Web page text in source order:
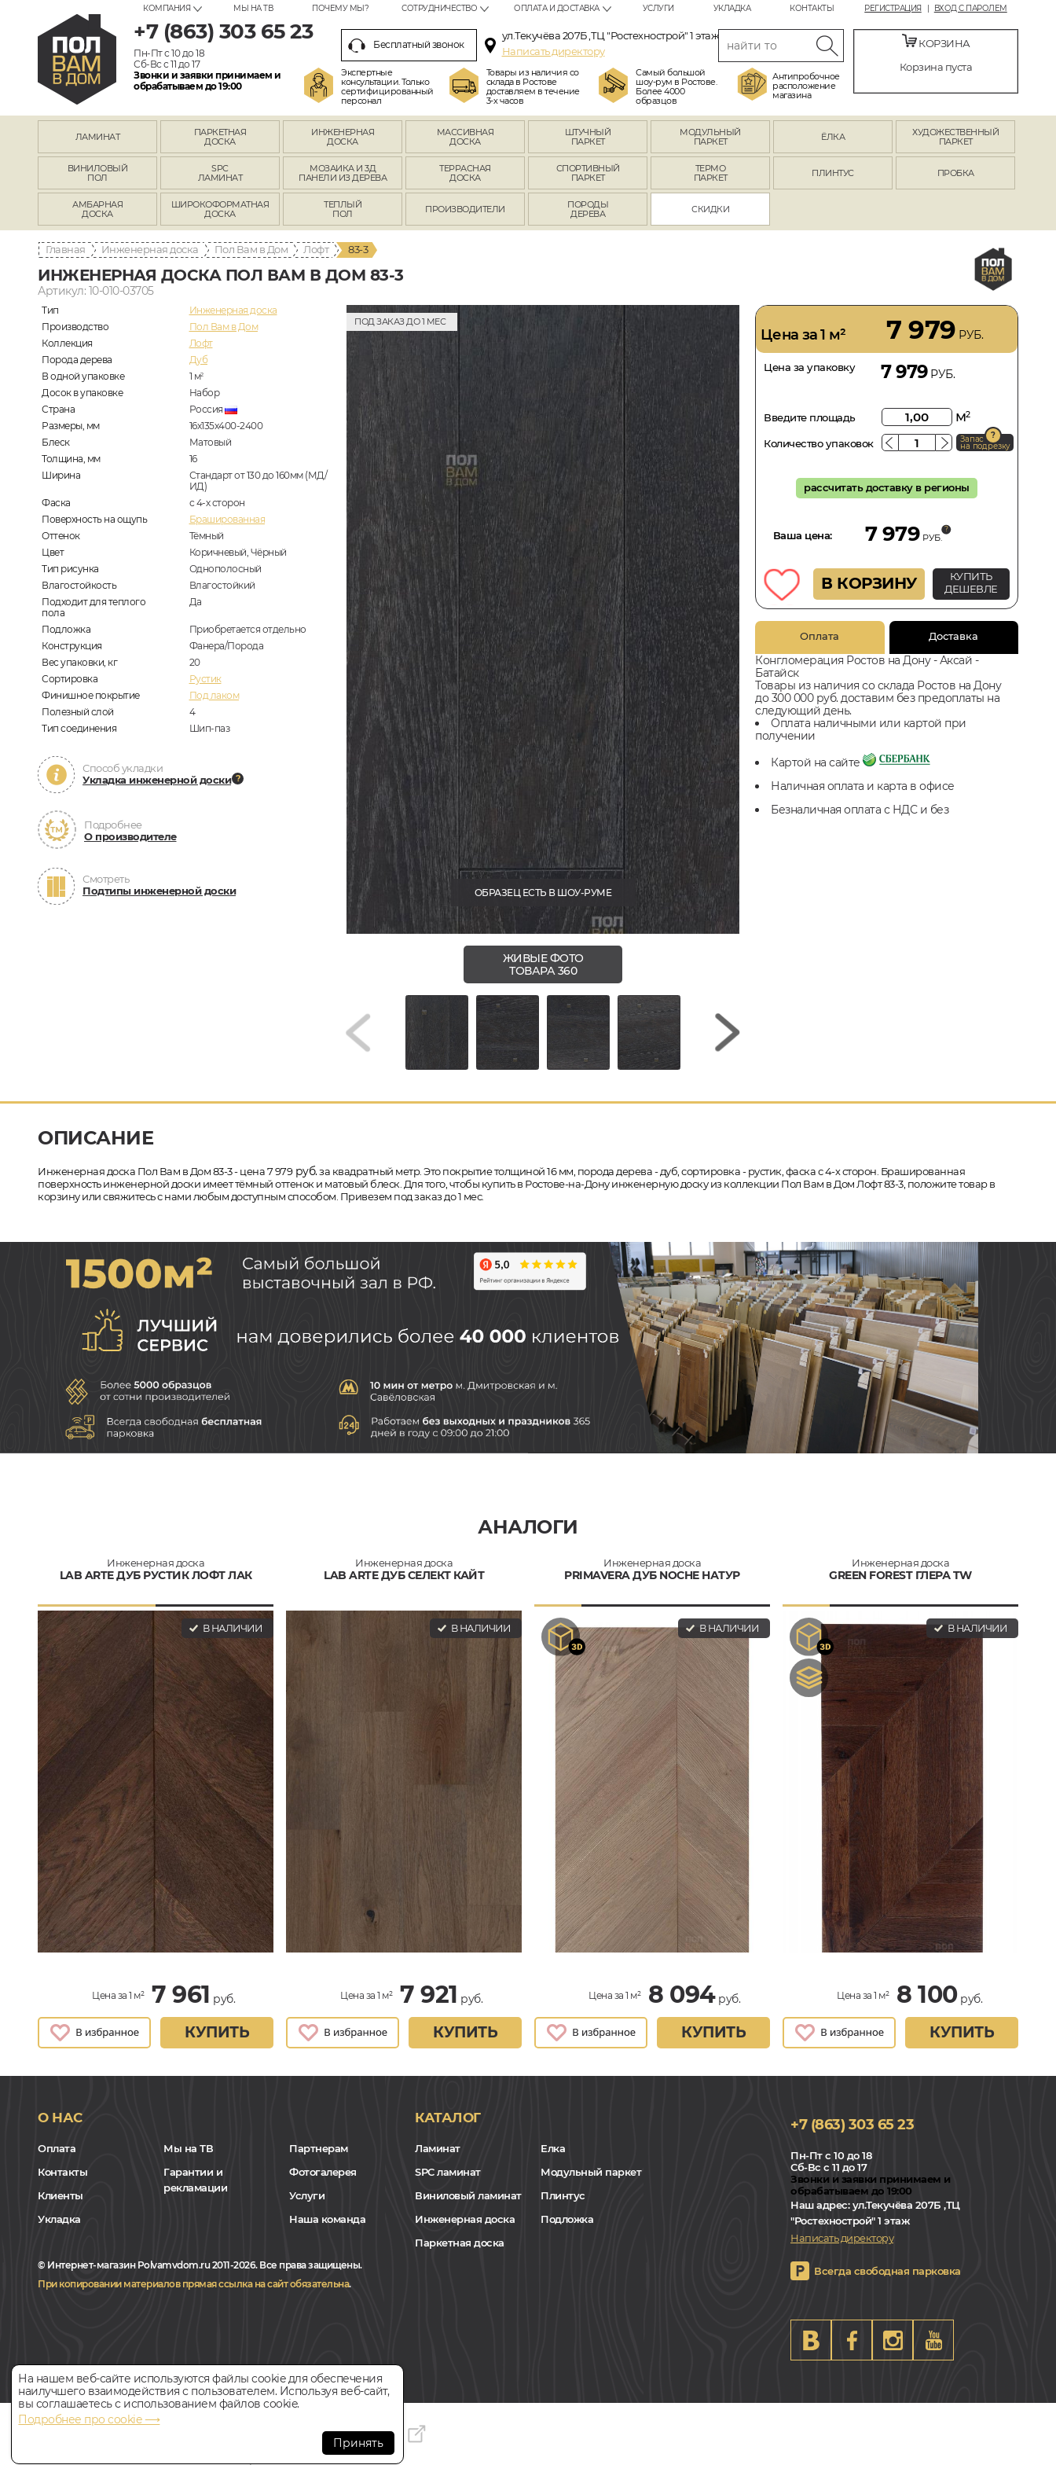
РЕГИСТРАЦИЯ ВХОД С ПАРОЛЕМ
КОМПАНИЯ МЫ НА ТВ ПОЧЕМУ МЫ? СОТРУДНИЧЕСТВО ОПЛАТА И ДОСТАВКА УСЛУГИ УКЛАДКА КОНТАКТЫ
+7 (863) 303 65 23
Пн-Пт с 10 до 18
Сб-Вс с 11 до 17
Звонки и заявки принимаем и
обрабатываем до 19:00
Бесплатный звонок
ул.Текучёва 207Б ,ТЦ "Ростехнострой" 1 этаж
Написать директору
Экспертные
консультации. Только
сертифицированный
персонал
Товары из наличия со
склада в Ростове
доставляем в течение
3-х часов
Самый большой
шоу-рум в Ростове.
Более 4000
образцов
Антипробочное
расположение
магазина
КОРЗИНА
Корзина пуста
ЛАМИНАТ
ПАРКЕТНАЯ
ДОСКА
ИНЖЕНЕРНАЯ
ДОСКА
МАССИВНАЯ
ДОСКА
ШТУЧНЫЙ
ПАРКЕТ
МОДУЛЬНЫЙ
ПАРКЕТ
ЁЛКА
ХУДОЖЕСТВЕННЫЙ
ПАРКЕТ
ВИНИЛОВЫЙ
ПОЛ
SPC
ЛАМИНАТ
МОЗАИКА И 3Д
ПАНЕЛИ ИЗ ДЕРЕВА
ТЕРРАСНАЯ
ДОСКА
СПОРТИВНЫЙ
ПАРКЕТ
ТЕРМО
ПАРКЕТ
ПЛИНТУС ПРОБКА
АМБАРНАЯ
ДОСКА
ШИРОКОФОРМАТНАЯ
ДОСКА
ТЕПЛЫЙ
ПОЛ
ПРОИЗВОДИТЕЛИ
ПОРОДЫ
ДЕРЕВА
СКИДКИ
Главная Инженерная доска Пол Вам в Дом Лофт 83-3
ИНЖЕНЕРНАЯ ДОСКА ПОЛ ВАМ В ДОМ 83-3
Артикул: 10-010-03705
Тип
Инженерная доска
Производство
Пол Вам в Дом
Коллекция
Лофт
Порода дерева
Дуб
В одной упаковке
1 м2
Досок в упаковке
Набор
Страна
Россия
Размеры, мм
16х135х400-2400
Блеск
Матовый
Толщина, мм
16
Ширина
Стандарт от 130 до 160мм (МД/
ИД)
Фаска
с 4-х сторон
Поверхность на ощупь
Брашированная
Оттенок
Тёмный
Цвет
Коричневый, Чёрный
Тип рисунка
Однополосный
Влагостойкость
Влагостойкий
Подходит для теплого
пола
Да
Подложка
Приобретается отдельно
Конструкция
Фанера/Порода
Вес упаковки, кг
20
Сортировка
Рустик
Финишное покрытие
Под лаком
Полезный слой
4
Тип соединения
Шип-паз
Способ укладки
Укладка инженерной доски
Подробнее
О производителе
Смотреть
Подтипы инженерной доски
ПОД ЗАКАЗ ДО 1 МЕС
ОБРАЗЕЦ ЕСТЬ В ШОУ-РУМЕ
ЖИВЫЕ ФОТО
ТОВАРА 360
Цена за 1 м² 7 979 РУБ.
Цена за упаковку 7 979РУБ.
Введите площадь м2
Количество упаковок Запас
на подрезку
рассчитать доставку в регионы
Ваша цена: 7 979 РУБ.
В КОРЗИНУ
КУПИТЬ
ДЕШЕВЛЕ
Оплата Доставка
Конгломерация Ростов на Дону - Аксай -
Батайск
Товары из наличия со склада Ростов на Дону
до 300 000 руб. доставим без предоплаты на
следующий день.
Оплата наличными или картой при
получении
Картой на сайте
Наличная оплата и карта в офисе
Безналичная оплата с НДС и без
ОПИСАНИЕ
Инженерная доска Пол Вам в Дом 83-3 - цена 7 979руб.за квадратный метр. Это покрытие толщиной 16 мм, порода дерева - дуб, сортировка - рустик, фаска с 4-х сторон. Брашированная
поверхность инженерной доски имеет тёмный оттенок и матовый блеск. Для того, чтобы купить в Ростове-на-Дону инженерную доску из коллекции Пол Вам в Дом Лофт 83-3, положите товар в
корзину или свяжитесь с нами любым доступным способом. Привезем под заказ до 1 мес.
АНАЛОГИ
Инженерная доска
LAB ARTE ДУБ РУСТИК ЛОФТ ЛАК
В НАЛИЧИИ
Цена за 1 м² 7 961 руб.
КУПИТЬ
Инженерная доска
LAB ARTE ДУБ СЕЛЕКТ КАЙТ
В НАЛИЧИИ
Цена за 1 м² 7 921 руб.
КУПИТЬ
Инженерная доска
PRIMAVERA ДУБ NOCHE НАТУР
В НАЛИЧИИ
Цена за 1 м² 8 094руб.
КУПИТЬ
Инженерная доска
GREEN FOREST ГЛЕРА TW
В НАЛИЧИИ
Цена за 1 м² 8 100руб.
КУПИТЬ
О НАС
Оплата
Контакты
Клиенты
Укладка
Мы на ТВ
Гарантии и
рекламации
Партнерам
Фотогалерея
Услуги
Наша команда
КАТАЛОГ
Ламинат
SPC ламинат
Виниловый ламинат
Инженерная доска
Паркетная доска
Елка
Модульный паркет
Плинтус
Подложка
+7 (863) 303 65 23
Пн-Пт с 10 до 18
Сб-Вс с 11 до 17
Звонки и заявки принимаем и
обрабатываем до 19:00
Наш адрес:ул.Текучёва 207Б ,ТЦ
"Ростехнострой" 1 этаж
Написать директору
Всегда свободная парковка
© Интернет-магазин Polvamvdom.ru 2011-2026. Все права защищены.
При копировании материалов прямая ссылка на сайт обязательна.
На нашем веб-сайте используются файлы cookie для обеспечения
наилучшего взаимодействия с пользователем. Используя веб-сайт,
вы соглашаетесь с использованием файлов cookie.
Подробнее про cookie ⟶
Принять